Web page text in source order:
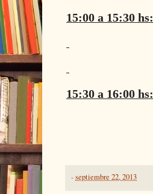
15:00 a 15:30 hs:
15:30 a 16:00 hs:
-septiembre 22, 2013